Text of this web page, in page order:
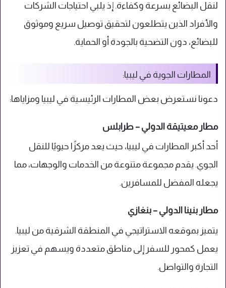
لنقل البضائع بسرعة وكفاءة. إذ يلبي احتياجات الشركات
والأفراد الذين يتطلعون لتحقيق توصيل سريع وموثوق
للبضائع، دون التضحية بالجودة أو الحماية.
المطارات الجوية في ليبيا:
دعونا نستعرض بعض المطارات الرئيسية في ليبيا ومزاياها:
مطار معيتيقة الدولي – طرابلس
أحد أكبر المطارات في ليبيا، حيث يعد مركزًا حيويًا للنقل
الجوي. يقدم مجموعة متنوعة من الخدمات والوجهات، مما
يجعله المفضل للمسافرين.
مطار بنينا الدولي – بنغازي
يتميز بموقعه الاستراتيجي في المنطقة الشرقية من ليبيا.
يعمل كمحور للسفر إلى مناطق متعددة ويسهم في تعزيز
التجارة والتواصل.